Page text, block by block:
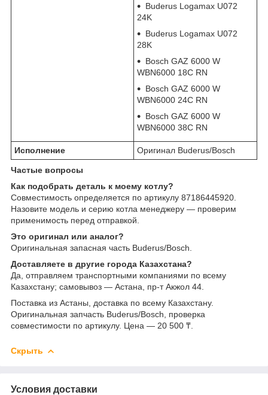
Buderus Logamax U072
24K
Buderus Logamax U072
28K
Bosch GAZ 6000 W
WBN6000 18C RN
Bosch GAZ 6000 W
WBN6000 24C RN
Bosch GAZ 6000 W
WBN6000 38C RN
Исполнение Оригинал Buderus/Bosch
Частые вопросы
Как подобрать деталь к моему котлу?
Совместимость определяется по артикулу 87186445920.
Назовите модель и серию котла менеджеру — проверим
применимость перед отправкой.
Это оригинал или аналог?
Оригинальная запасная часть Buderus/Bosch.
Доставляете в другие города Казахстана?
Да, отправляем транспортными компаниями по всему
Казахстану; самовывоз — Астана, пр-т Акжол 44.
Поставка из Астаны, доставка по всему Казахстану.
Оригинальная запчасть Buderus/Bosch, проверка
совместимости по артикулу. Цена — 20 500 ₸.
Скрыть
Условия доставки